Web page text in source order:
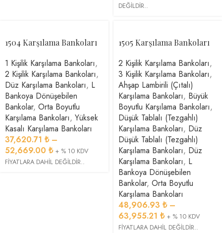
DEĞİLDİR..
1504 Karşılama Bankoları
1 Kişilik Karşılama Bankoları,
2 Kişilik Karşılama Bankoları,
Düz Karşılama Bankoları, L
Bankoya Dönüşebilen
Bankolar, Orta Boyutlu
Karşılama Bankoları, Yüksek
Kasalı Karşılama Bankoları
37,620.71 ₺ –
52,669.00 ₺ + % 10 KDV
FİYATLARA DAHİL DEĞİLDİR..
1505 Karşılama Bankoları
2 Kişilik Karşılama Bankoları,
3 Kişilik Karşılama Bankoları,
Ahşap Lambirili (Çıtalı)
Karşılama Bankoları, Büyük
Boyutlu Karşılama Bankoları,
Düşük Tablalı (Tezgahlı)
Karşılama Bankoları, Düz
Düşük Tablalı (Tezgahlı)
Karşılama Bankoları, Düz
Karşılama Bankoları, L
Bankoya Dönüşebilen
Bankolar, Orta Boyutlu
Karşılama Bankoları
48,906.93 ₺ –
63,955.21 ₺ + % 10 KDV
FİYATLARA DAHİL DEĞİLDİR..